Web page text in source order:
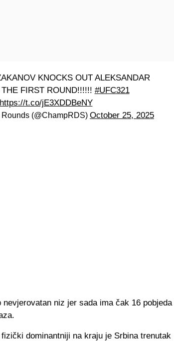
KNOCKS OUT ALEKSANDAR
FIRST ROUND!!!!!! #UFC321
https://t.co/jE3XDDBeNY
(@ChampRDS) October 25, 2025
niz jer sada ima čak 16 pobjeda
dominantniji na kraju je Srbina trenutak